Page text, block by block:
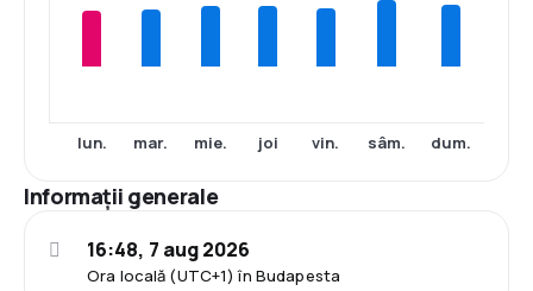
lun. mar. mie. joi vin. sâm. dum.
Informații generale
Ora locală (UTC+1) în Budapesta
16:48, 7 aug 2026